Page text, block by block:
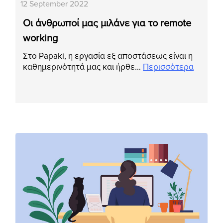
12 September 2022
Οι άνθρωποί μας μιλάνε για το remote
working
Στο Papaki, η εργασία εξ αποστάσεως είναι η
καθημερινότητά μας και ήρθε… Περισσότερα